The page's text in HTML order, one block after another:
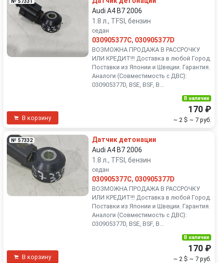
Audi A4 B7 2006
1.8 л., TFSI, бензин
седан
030905377C, 030905377D
ВОЗМОЖНА ПРОДАЖА В РАССРОЧКУ
ИЛИ КРЕДИТ!!! Доставка в любой Город.
Поставки из Японии и Швеции. Гарантия.
Аналоги (Совместимость с ДВС):
030905377D, BSE, BSF, B...
В корзину
В наличии
170 ₽
~ 2 $ ~ 7 руб.
№ 57332
Датчик детонации
Audi A4 B7 2006
1.8 л., TFSI, бензин
седан
030905377C, 030905377D
ВОЗМОЖНА ПРОДАЖА В РАССРОЧКУ
ИЛИ КРЕДИТ!!! Доставка в любой Город.
Поставки из Японии и Швеции. Гарантия.
Аналоги (Совместимость с ДВС):
030905377D, BSE, BSF, B...
В корзину
В наличии
170 ₽
~ 2 $ ~ 7 руб.